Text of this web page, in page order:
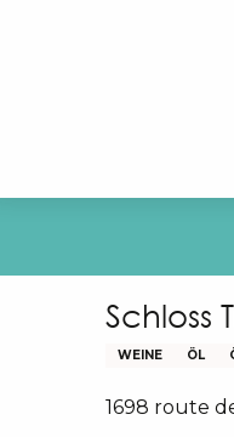
Schloss
WEINE ÖL
1698 route